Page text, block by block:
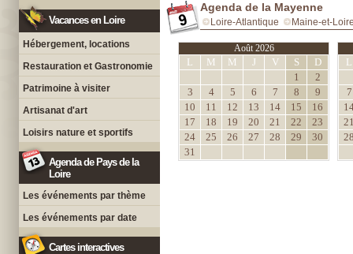
Vacances en Loire
Hébergement, locations
Restauration et Gastronomie
Patrimoine à visiter
Artisanat d'art
Loisirs nature et sportifs
Agenda de Pays de la
Loire
Les événements par thème
Les événements par date
Cartes interactives
Agenda de la Mayenne
Loire-Atlantique Maine-et-
Août 2026
L M M J V S
D
1
2
3
4 5 6 7 8
9
10
11 12 13 14 15
16
17
18 19 20 21 22
23
24
25 26 27 28 29
30
31
L
7